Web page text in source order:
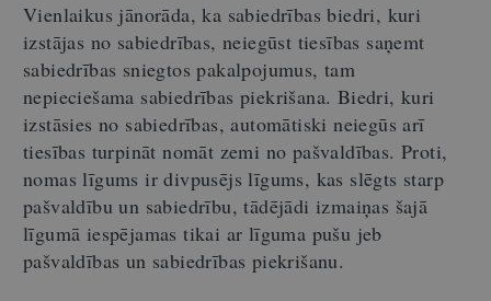
Vienlaikus jānorāda, ka sabiedrības biedri, kuri
izstājas no sabiedrības, neiegūst tiesības saņemt
sabiedrības sniegtos pakalpojumus, tam
nepieciešama sabiedrības piekrišana. Biedri, kuri
izstāsies no sabiedrības, automātiski neiegūs arī
tiesības turpināt nomāt zemi no pašvaldības. Proti,
nomas līgums ir divpusējs līgums, kas slēgts starp
pašvaldību un sabiedrību, tādējādi izmaiņas šajā
līgumā iespējamas tikai ar līguma pušu jeb
pašvaldības un sabiedrības piekrišanu.